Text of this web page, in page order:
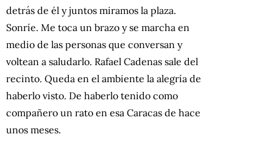
detrás de él y juntos miramos la plaza.
Sonríe. Me toca un brazo y se marcha en
medio de las personas que conversan y
voltean a saludarlo. Rafael Cadenas sale del
recinto. Queda en el ambiente la alegría de
haberlo visto. De haberlo tenido como
compañero un rato en esa Caracas de hace
unos meses.